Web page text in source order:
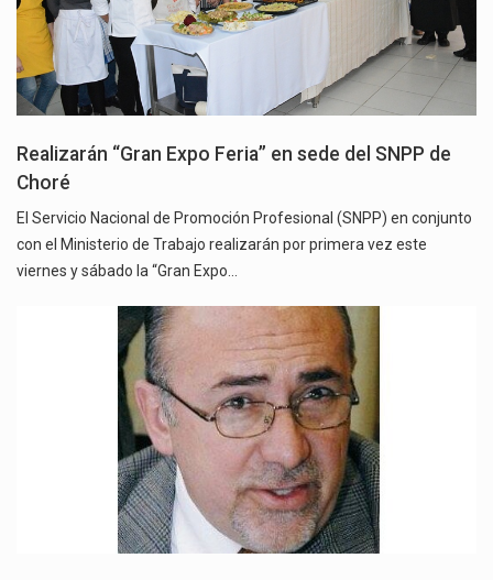
Realizarán “Gran Expo Feria” en sede del SNPP de
Choré
El Servicio Nacional de Promoción Profesional (SNPP) en conjunto
con el Ministerio de Trabajo realizarán por primera vez este
viernes y sábado la “Gran Expo…